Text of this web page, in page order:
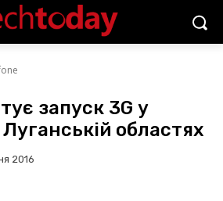
запуск 3G у
областях
2016